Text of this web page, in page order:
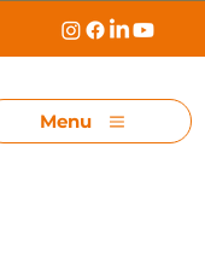
Menu